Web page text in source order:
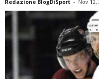
Redazione BlogDiSport - Nov 12,